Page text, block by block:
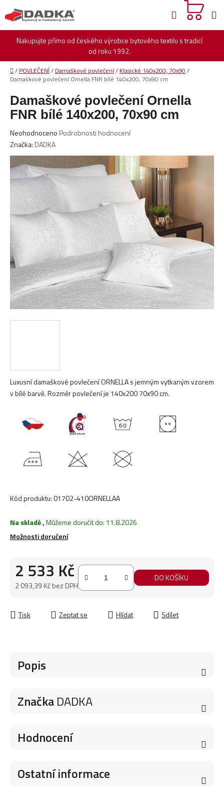
na
obsah
Nakupujte přímo od českého výrobce bytového textilu s tradicí
od roku 1992.
Hledat
Domů
/ POVLEČENÍ/ Damaškové povlečení/ Klasické 140x200, 70x90 /
Damaškové povlečení Ornella FNR bílé 140x200, 70x90 cm
Luxusní damaškové povlečení ORNELLA s jemným vytkaným vzorem
v bílé barvě. Rozměr povlečení je 140x200 70x90 cm.
Kód produktu:01702-410ORNELLAA
Na skladě,Můžeme doručit do: 11.8.2026
Možnosti doručení
2 533 Kč
2 093,39 Kč bez DPH
DO KOŠÍKU
Tisk Zeptat se Hlídat Sdílet
Damaškové povlečení Ornella
FNR bílé 140x200, 70x90 cm
Průměrné
hodnocení
produktu
je
0,0
hvězdiček.
Neohodnoceno Podrobnosti hodnocení
Značka: DADKA
Popis
ZnačkaDADKA
Hodnocení
Ostatní informace